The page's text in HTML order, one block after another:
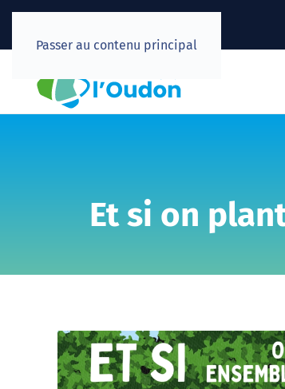
Passer au contenu principal
Et si on